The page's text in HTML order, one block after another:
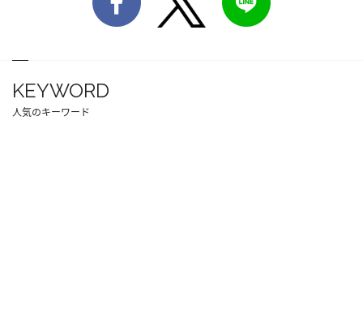
KEYWORD
人気のキーワード